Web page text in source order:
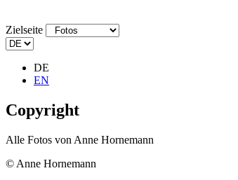
Zielseite
DE
EN
Copyright
Alle Fotos von Anne Hornemann
© Anne Hornemann